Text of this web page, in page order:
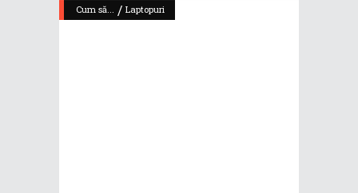
Cum să... / Laptopuri